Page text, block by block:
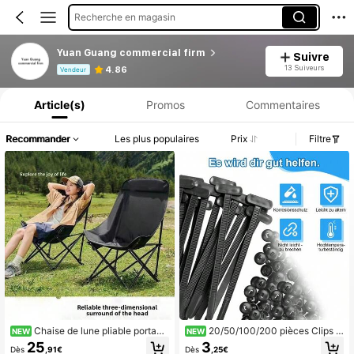
Recherche en magasin
Yuan Guang commercial firm
Vendeur 4.86
Suivre
13 Suiveurs
Informations produit : Divulgation des prix, détails sur les ventes et le stock.
Article(s) Promos Commentaires
Recommander Les plus populaires Prix Filtre
NEW Chaise de lune pliable portabl
e, tabouret inclinable surélevé pour
Dès 25 ,91€
NEW 20/50/100/200 pièces Clips d
e fixation de câble multifonctions, fi
Dès 3 ,25€